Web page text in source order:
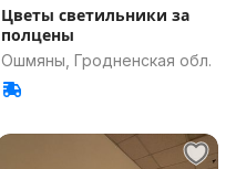
Цветы светильники за
полцены
Ошмяны, Гродненская обл.